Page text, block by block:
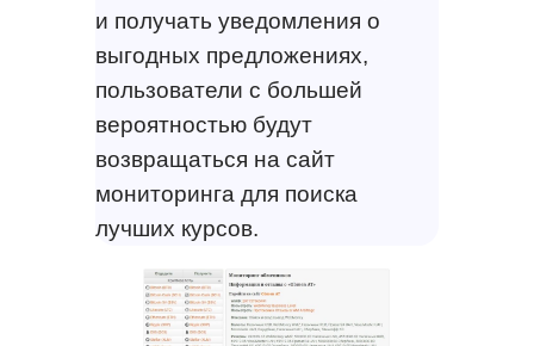
и получать уведомления о
выгодных предложениях,
пользователи с большей
вероятностью будут
возвращаться на сайт
мониторинга для поиска
лучших курсов.